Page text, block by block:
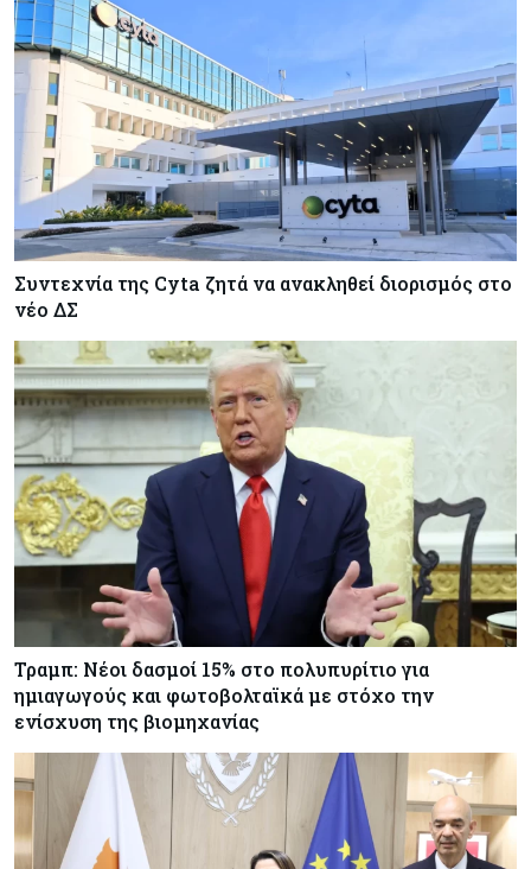
Συντεχνία της Cyta ζητά να ανακληθεί διορισμός στο
νέο ΔΣ
Τραμπ: Νέοι δασμοί 15% στο πολυπυρίτιο για
ημιαγωγούς και φωτοβολταϊκά με στόχο την
ενίσχυση της βιομηχανίας